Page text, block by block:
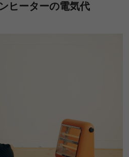
ヒーターの電気代